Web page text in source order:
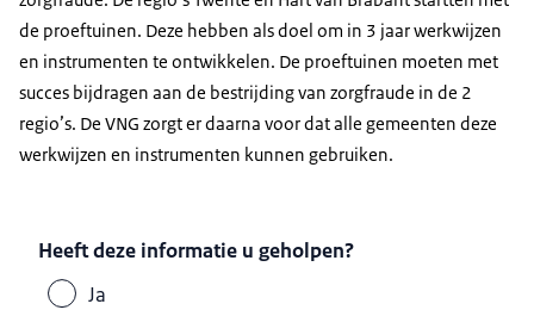
de proeftuinen. Deze hebben als doel om in 3 jaar werkwijzen
en instrumenten te ontwikkelen. De proeftuinen moeten met
succes bijdragen aan de bestrijding van zorgfraude in de 2
regio’s. De VNG zorgt er daarna voor dat alle gemeenten deze
werkwijzen en instrumenten kunnen gebruiken.
Heeft deze informatie u geholpen?
Ja